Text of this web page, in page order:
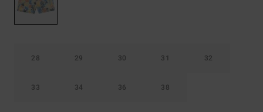
28 29 30 31 32
33 34 36 38